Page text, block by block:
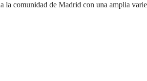
la comunidad de Madrid con una amplia